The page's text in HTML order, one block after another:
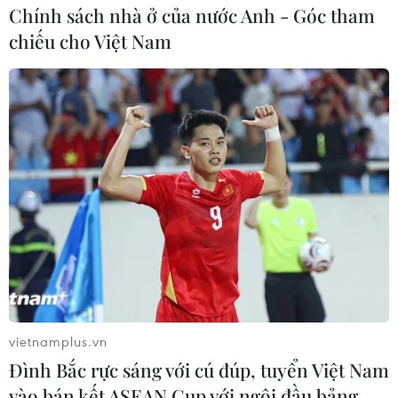
Toàn cảnh ngày đầu tiên của kỳ thi
tốt nghiệp THPT Quốc gia năm 2026
11/06/2026 13:00
Ngày 11/6, hơn 1,2 triệu sĩ tử cả nước đã hoàn thành hai
môn thi Ngữ văn và Toán. Đề thi đổi mới đầy bất ngờ
cùng công tác an ninh nghiêm ngặt là tâm điểm của
ngày thi đầu tiên.
Chính sách nhà ở của nước Anh - Góc tham
chiếu cho Việt Nam
vietnamplus.vn
Đình Bắc rực sáng với cú đúp, tuyển Việt Nam